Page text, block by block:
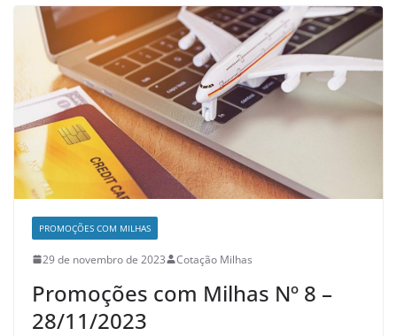
PROMOÇÕES COM MILHAS
29 de novembro de 2023 Cotação Milhas
Promoções com Milhas Nº 8 –
28/11/2023